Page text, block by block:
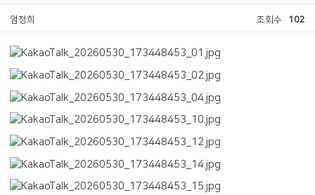
엄정희 조회수 102